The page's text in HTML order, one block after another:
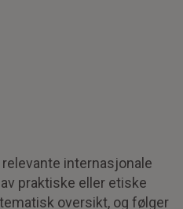
internasjonale
praktiske eller etiske
oversikt, og følger